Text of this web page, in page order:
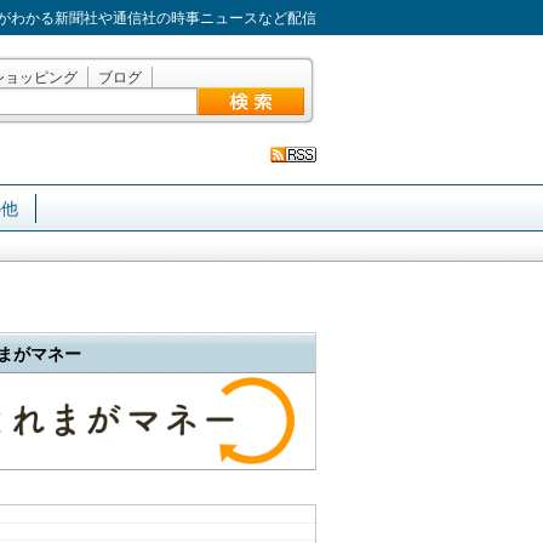
わかる新聞社や通信社の時事ニュースなど配信
ョッピング ブログ
がマネー